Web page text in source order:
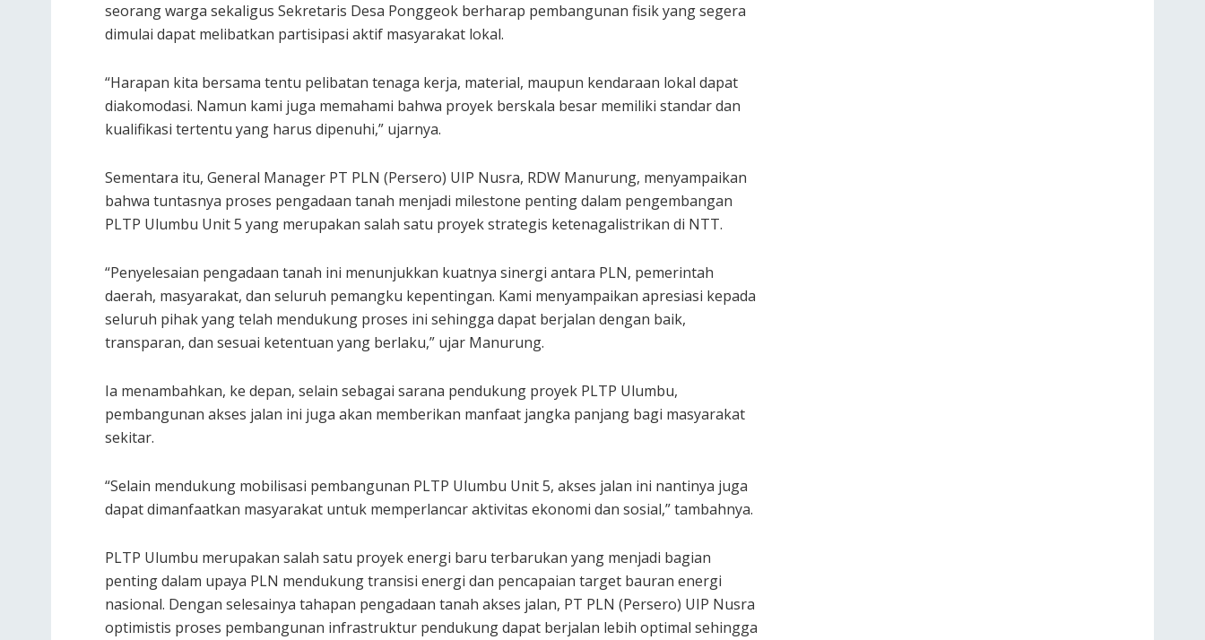
seorang warga sekaligus Sekretaris Desa Ponggeok berharap pembangunan fisik yang segera
dimulai dapat melibatkan partisipasi aktif masyarakat lokal.
“Harapan kita bersama tentu pelibatan tenaga kerja, material, maupun kendaraan lokal dapat
diakomodasi. Namun kami juga memahami bahwa proyek berskala besar memiliki standar dan
kualifikasi tertentu yang harus dipenuhi,” ujarnya.
Sementara itu, General Manager PT PLN (Persero) UIP Nusra, RDW Manurung, menyampaikan
bahwa tuntasnya proses pengadaan tanah menjadi milestone penting dalam pengembangan
PLTP Ulumbu Unit 5 yang merupakan salah satu proyek strategis ketenagalistrikan di NTT.
“Penyelesaian pengadaan tanah ini menunjukkan kuatnya sinergi antara PLN, pemerintah
daerah, masyarakat, dan seluruh pemangku kepentingan. Kami menyampaikan apresiasi kepada
seluruh pihak yang telah mendukung proses ini sehingga dapat berjalan dengan baik,
transparan, dan sesuai ketentuan yang berlaku,” ujar Manurung.
Ia menambahkan, ke depan, selain sebagai sarana pendukung proyek PLTP Ulumbu,
pembangunan akses jalan ini juga akan memberikan manfaat jangka panjang bagi masyarakat
sekitar.
“Selain mendukung mobilisasi pembangunan PLTP Ulumbu Unit 5, akses jalan ini nantinya juga
dapat dimanfaatkan masyarakat untuk memperlancar aktivitas ekonomi dan sosial,” tambahnya.
PLTP Ulumbu merupakan salah satu proyek energi baru terbarukan yang menjadi bagian
penting dalam upaya PLN mendukung transisi energi dan pencapaian target bauran energi
nasional. Dengan selesainya tahapan pengadaan tanah akses jalan, PT PLN (Persero) UIP Nusra
optimistis proses pembangunan infrastruktur pendukung dapat berjalan lebih optimal sehingga